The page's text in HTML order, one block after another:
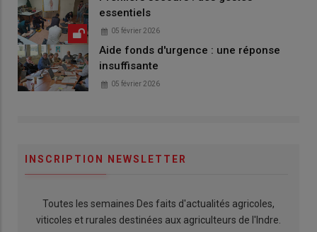
essentiels
05 février 2026
Aide fonds d'urgence : une réponse
insuffisante
05 février 2026
INSCRIPTION NEWSLETTER
Toutes les semaines Des faits d'actualités agricoles,
viticoles et rurales destinées aux agriculteurs de l'Indre.